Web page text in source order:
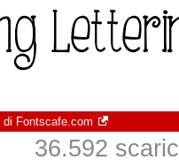
di Fontscafe.com
36.592